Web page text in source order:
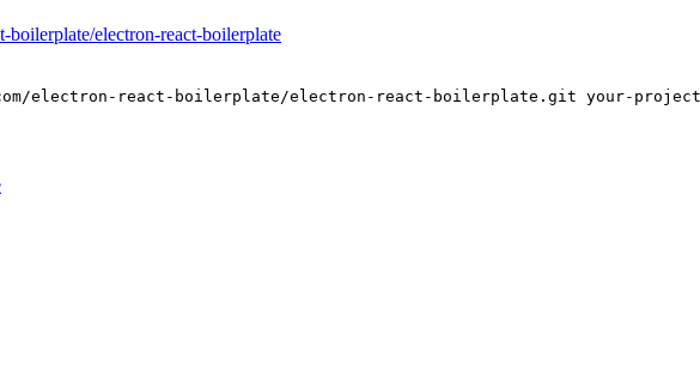
boilerplate/electron-react-boilerplate
electron-react-boilerplate/electron-react-boilerplate.git your-project-